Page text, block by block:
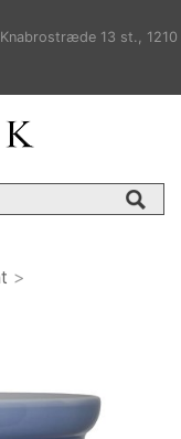
13 st., 1210
>